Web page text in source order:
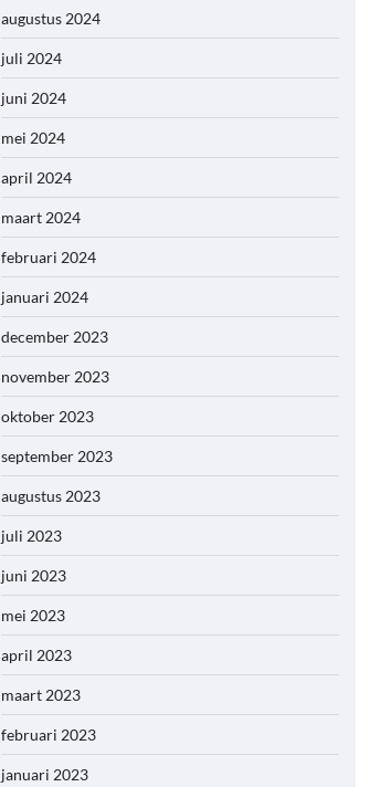
augustus 2024
juli 2024
juni 2024
mei 2024
april 2024
maart 2024
februari 2024
januari 2024
december 2023
november 2023
oktober 2023
september 2023
augustus 2023
juli 2023
juni 2023
mei 2023
april 2023
maart 2023
februari 2023
januari 2023